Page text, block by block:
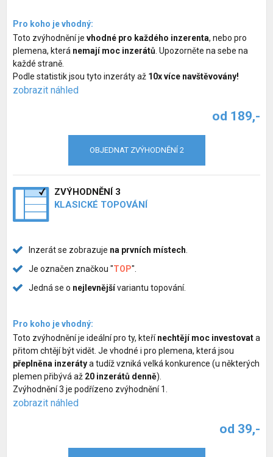
Zvýhodnění inzerátů
Pro koho je vhodný:
Toto zvýhodnění je vhodné pro každého inzerenta, nebo pro
plemena, která nemají moc inzerátů . Upozorněte na sebe na
každé straně.
Podle statistik jsou tyto inzeráty až 10x více navštěvovány!
zobrazit náhled
od 189,-
OBJEDNAT ZVÝHODNĚNÍ 2
ZVÝHODNĚNÍ 3
KLASICKÉ TOPOVÁNÍ
Inzerát se zobrazuje na prvních místech
Je označen značkou "TOP".
Jedná se o nejlevnějšívariantu topování.
Pro koho je vhodný:
Toto zvýhodnění je ideální pro ty, kteřínechtějí moc investovata
přitom chtějí být vidět. Je vhodné i pro plemena, která jsou
přeplněna inzerátya tudíž vzniká velká konkurence (u některých
plemen přibývá až 20 inzerátů denně).
Zvýhodnění 3 je podřízeno zvýhodnění 1.
zobrazit náhled
od 39,-